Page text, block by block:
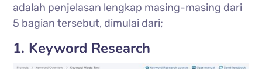
adalah penjelasan lengkap masing-masing dari
5 bagian tersebut, dimulai dari;
1. Keyword Research